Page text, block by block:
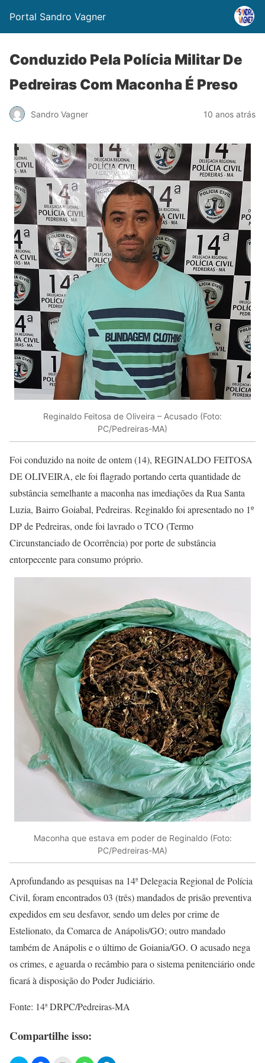
Portal Sandro Vagner
Conduzido Pela Polícia Militar De
Pedreiras Com Maconha É Preso
Sandro Vagner 10 anos atrás
Reginaldo Feitosa de Oliveira – Acusado (Foto:
PC/Pedreiras-MA)
Foi conduzido na noite de ontem (14), REGINALDO FEITOSA
DE OLIVEIRA, ele foi flagrado portando certa quantidade de
substância semelhante a maconha nas imediações da Rua Santa
Luzia, Bairro Goiabal, Pedreiras. Reginaldo foi apresentado no 1º
DP de Pedreiras, onde foi lavrado o TCO (Termo
Circunstanciado de Ocorrência) por porte de substância
entorpecente para consumo próprio.
Maconha que estava em poder de Reginaldo (Foto:
PC/Pedreiras-MA)
Aprofundando as pesquisas na 14ª Delegacia Regional de Polícia
Civil, foram encontrados 03 (três) mandados de prisão preventiva
expedidos em seu desfavor, sendo um deles por crime de
Estelionato, da Comarca de Anápolis/GO; outro mandado
também de Anápolis e o último de Goiania/GO. O acusado nega
os crimes, e aguarda o recâmbio para o sistema penitenciário onde
ficará à disposição do Poder Judiciário.
Fonte: 14ª DRPC/Pedreiras-MA
Compartilhe isso: